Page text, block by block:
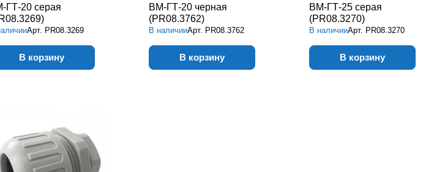
ГТ-20 серая
Арт. PR08.3269
В корзину
ВМ-ГТ-20 черная
(PR08.3762)
В наличииАрт. PR08.3762
В корзину
ВМ-ГТ-25 серая
(PR08.3270)
В наличииАрт. PR08.3270
В корзину